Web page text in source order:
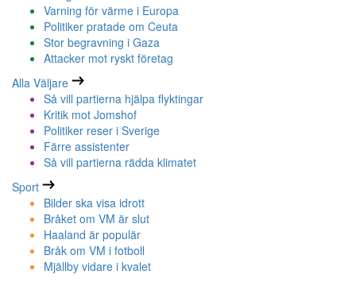
Varning för värme i Europa
Politiker pratade om Ceuta
Stor begravning i Gaza
Attacker mot ryskt företag
Alla Väljare
Så vill partierna hjälpa flyktingar
Kritik mot Jomshof
Politiker reser i Sverige
Färre assistenter
Så vill partierna rädda klimatet
Sport
Bilder ska visa idrott
Bråket om VM är slut
Haaland är populär
Bråk om VM i fotboll
Mjällby vidare i kvalet